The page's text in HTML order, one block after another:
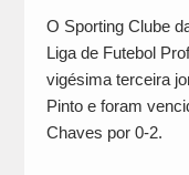
O Sporting Clube
Liga de Futebol
vigésima terceira
Pinto e foram
Chaves por 0-2.